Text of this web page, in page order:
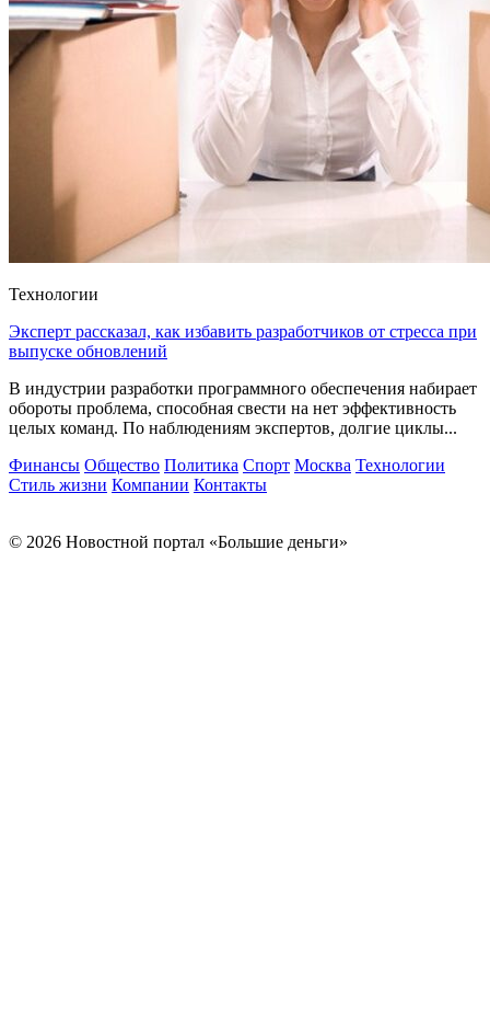
Технологии
Эксперт рассказал, как избавить разработчиков от стресса при
выпуске обновлений
В индустрии разработки программного обеспечения набирает
обороты проблема, способная свести на нет эффективность
целых команд. По наблюдениям экспертов, долгие циклы...
Финансы Общество Политика Спорт Москва Технологии
Стиль жизни Компании Контакты
© 2026 Новостной портал «Большие деньги»